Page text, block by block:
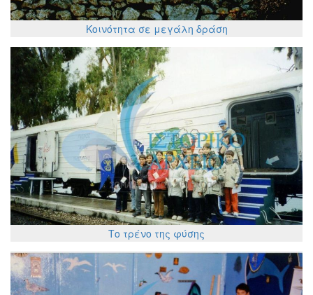
Κοινότητα σε μεγάλη δράση
Το τρένο της φύσης